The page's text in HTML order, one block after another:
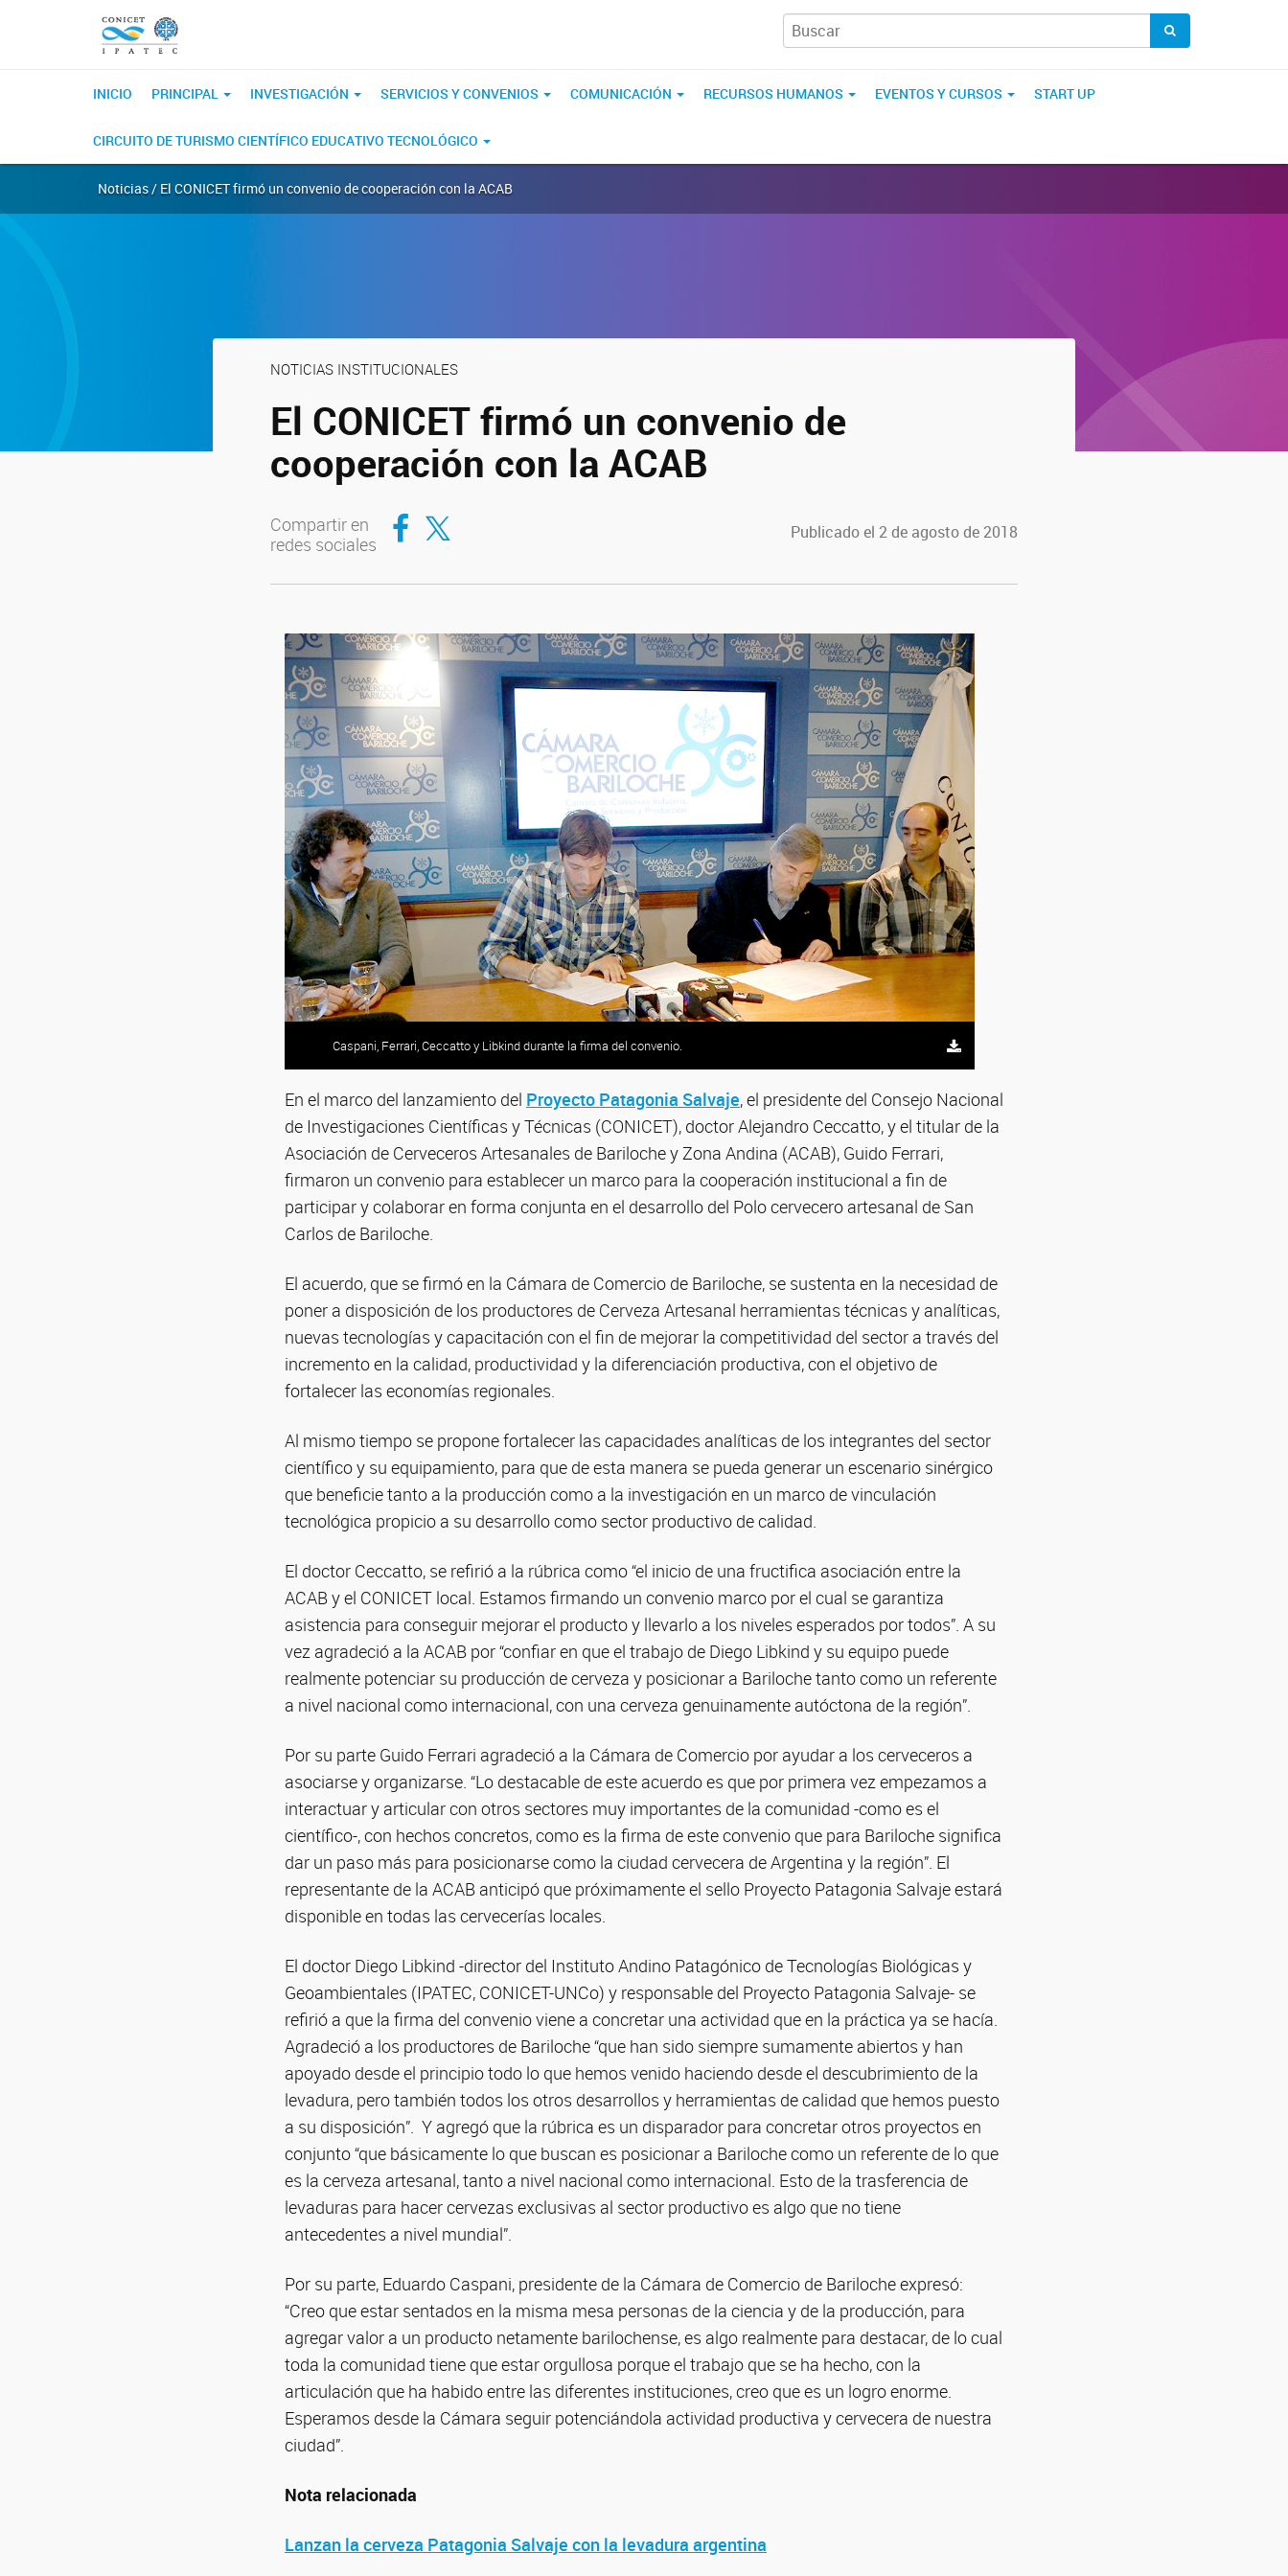
INICIO PRINCIPAL INVESTIGACIÓN SERVICIOS Y CONVENIOS COMUNICACIÓN RECURSOS HUMANOS EVENTOS Y CURSOS START UP
CIRCUITO DE TURISMO CIENTÍFICO EDUCATIVO TECNOLÓGICO
Noticias / El CONICET firmó un convenio de cooperación con la ACAB
NOTICIAS INSTITUCIONALES
El CONICET firmó un convenio de
cooperación con la ACAB
Compartir en
redes sociales
Compartir en Facebook
Compartir en Twitter Publicado el 2 de agosto de 2018
Caspani, Ferrari, Ceccatto y Libkind durante la firma del convenio.
En el marco del lanzamiento del Proyecto Patagonia Salvaje, el presidente del Consejo Nacional
de Investigaciones Científicas y Técnicas (CONICET), doctor Alejandro Ceccatto, y el titular de la
Asociación de Cerveceros Artesanales de Bariloche y Zona Andina (ACAB), Guido Ferrari,
firmaron un convenio para establecer un marco para la cooperación institucional a fin de
participar y colaborar en forma conjunta en el desarrollo del Polo cervecero artesanal de San
Carlos de Bariloche.
El acuerdo, que se firmó en la Cámara de Comercio de Bariloche, se sustenta en la necesidad de
poner a disposición de los productores de Cerveza Artesanal herramientas técnicas y analíticas,
nuevas tecnologías y capacitación con el fin de mejorar la competitividad del sector a través del
incremento en la calidad, productividad y la diferenciación productiva, con el objetivo de
fortalecer las economías regionales.
Al mismo tiempo se propone fortalecer las capacidades analíticas de los integrantes del sector
científico y su equipamiento, para que de esta manera se pueda generar un escenario sinérgico
que beneficie tanto a la producción como a la investigación en un marco de vinculación
tecnológica propicio a su desarrollo como sector productivo de calidad.
El doctor Ceccatto, se refirió a la rúbrica como “el inicio de una fructifica asociación entre la
ACAB y el CONICET local. Estamos firmando un convenio marco por el cual se garantiza
asistencia para conseguir mejorar el producto y llevarlo a los niveles esperados por todos”. A su
vez agradeció a la ACAB por “confiar en que el trabajo de Diego Libkind y su equipo puede
realmente potenciar su producción de cerveza y posicionar a Bariloche tanto como un referente
a nivel nacional como internacional, con una cerveza genuinamente autóctona de la región”.
Por su parte Guido Ferrari agradeció a la Cámara de Comercio por ayudar a los cerveceros a
asociarse y organizarse. “Lo destacable de este acuerdo es que por primera vez empezamos a
interactuar y articular con otros sectores muy importantes de la comunidad -como es el
científico-, con hechos concretos, como es la firma de este convenio que para Bariloche significa
dar un paso más para posicionarse como la ciudad cervecera de Argentina y la región”. El
representante de la ACAB anticipó que próximamente el sello Proyecto Patagonia Salvaje estará
disponible en todas las cervecerías locales.
El doctor Diego Libkind -director del Instituto Andino Patagónico de Tecnologías Biológicas y
Geoambientales (IPATEC, CONICET-UNCo) y responsable del Proyecto Patagonia Salvaje- se
refirió a que la firma del convenio viene a concretar una actividad que en la práctica ya se hacía.
Agradeció a los productores de Bariloche “que han sido siempre sumamente abiertos y han
apoyado desde el principio todo lo que hemos venido haciendo desde el descubrimiento de la
levadura, pero también todos los otros desarrollos y herramientas de calidad que hemos puesto
a su disposición”. Y agregó que la rúbrica es un disparador para concretar otros proyectos en
conjunto “que básicamente lo que buscan es posicionar a Bariloche como un referente de lo que
es la cerveza artesanal, tanto a nivel nacional como internacional. Esto de la trasferencia de
levaduras para hacer cervezas exclusivas al sector productivo es algo que no tiene
antecedentes a nivel mundial”.
Por su parte, Eduardo Caspani, presidente de la Cámara de Comercio de Bariloche expresó:
“Creo que estar sentados en la misma mesa personas de la ciencia y de la producción, para
agregar valor a un producto netamente barilochense, es algo realmente para destacar, de lo cual
toda la comunidad tiene que estar orgullosa porque el trabajo que se ha hecho, con la
articulación que ha habido entre las diferentes instituciones, creo que es un logro enorme.
Esperamos desde la Cámara seguir potenciándola actividad productiva y cervecera de nuestra
ciudad”.
Nota relacionada
Lanzan la cerveza Patagonia Salvaje con la levadura argentina